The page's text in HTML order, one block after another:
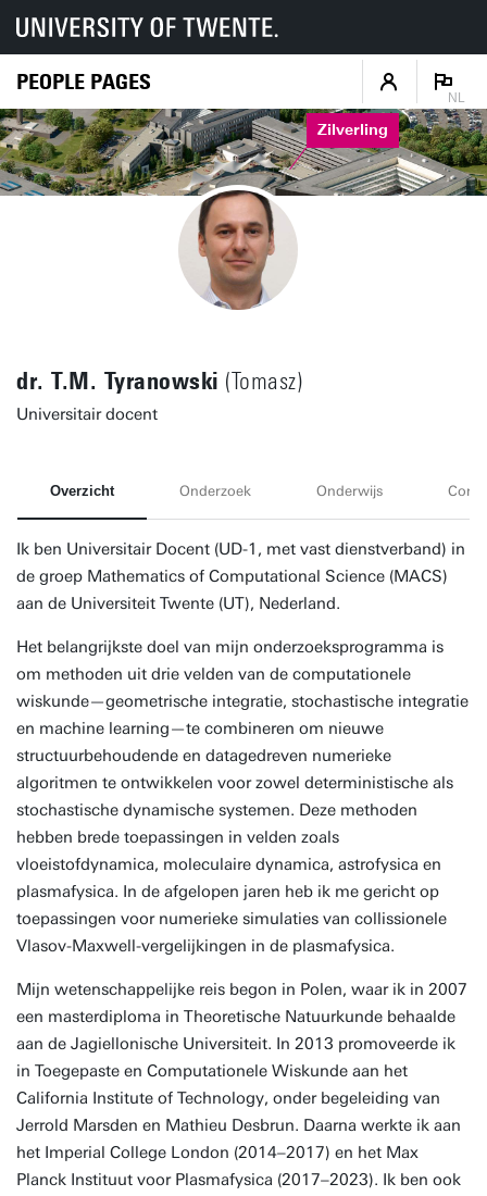
PEOPLE PAGES
NL
Zilverling
dr. T.M. Tyranowski (Tomasz)
Universitair docent
Overzicht Onderzoek Onderwijs
Ik ben Universitair Docent (UD-1, met vast dienstverband) in
de groep Mathematics of Computational Science (MACS)
aan de Universiteit Twente (UT), Nederland.
Het belangrijkste doel van mijn onderzoeksprogramma is
om methoden uit drie velden van de computationele
wiskunde—geometrische integratie, stochastische integratie
en machine learning—te combineren om nieuwe
structuurbehoudende en datagedreven numerieke
algoritmen te ontwikkelen voor zowel deterministische als
stochastische dynamische systemen. Deze methoden
hebben brede toepassingen in velden zoals
vloeistofdynamica, moleculaire dynamica, astrofysica en
plasmafysica. In de afgelopen jaren heb ik me gericht op
toepassingen voor numerieke simulaties van collissionele
Vlasov-Maxwell-vergelijkingen in de plasmafysica.
Mijn wetenschappelijke reis begon in Polen, waar ik in 2007
een masterdiploma in Theoretische Natuurkunde behaalde
aan de Jagiellonische Universiteit. In 2013 promoveerde ik
in Toegepaste en Computationele Wiskunde aan het
California Institute of Technology, onder begeleiding van
Jerrold Marsden en Mathieu Desbrun. Daarna werkte ik aan
het Imperial College London (2014–2017) en het Max
Planck Instituut voor Plasmafysica (2017–2023). Ik ben ook